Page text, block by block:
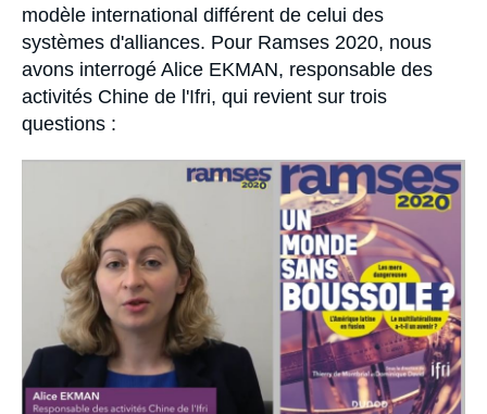
modèle international différent de celui des
systèmes d'alliances. Pour Ramses 2020, nous
avons interrogé Alice EKMAN, responsable des
activités Chine de l'Ifri, qui revient sur trois
questions :